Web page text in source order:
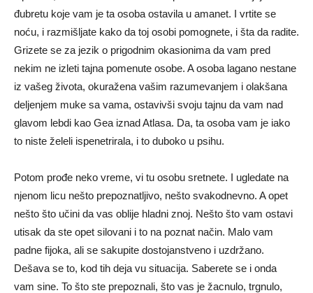
đubretu koje vam je ta osoba ostavila u amanet. I vrtite se
noću, i razmišljate kako da toj osobi pomognete, i šta da radite.
Grizete se za jezik o prigodnim okasionima da vam pred
nekim ne izleti tajna pomenute osobe. A osoba lagano nestane
iz vašeg života, okuražena vašim razumevanjem i olakšana
deljenjem muke sa vama, ostavivši svoju tajnu da vam nad
glavom lebdi kao Gea iznad Atlasa. Da, ta osoba vam je iako
to niste želeli ispenetrirala, i to duboko u psihu.
Potom prođe neko vreme, vi tu osobu sretnete. I ugledate na
njenom licu nešto prepoznatljivo, nešto svakodnevno. A opet
nešto što učini da vas oblije hladni znoj. Nešto što vam ostavi
utisak da ste opet silovani i to na poznat način. Malo vam
padne fijoka, ali se sakupite dostojanstveno i uzdržano.
Dešava se to, kod tih deja vu situacija. Saberete se i onda
vam sine. To što ste prepoznali, što vas je žacnulo, trgnulo,